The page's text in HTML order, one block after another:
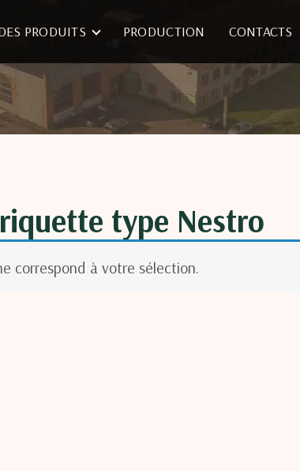
PRODUITS PRODUCTION CONTACTS
type Nestro
correspond à votre sélection.